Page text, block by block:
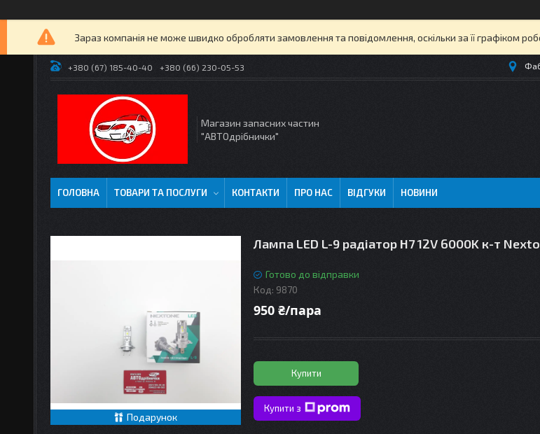
Зараз компанія не може швидко обробляти замовлення та повідомлення, оскільки за її графіком
+380 (67) 185-40-40 +380 (66) 230-05-53
Магазин запасних частин
"АВТОдрібнички"
ГОЛОВНА ТОВАРИ ТА ПОСЛУГИ КОНТАКТИ ПРО НАС ВІДГУКИ НОВИНИ
Подарунок
Лампа LED L-9 радіатор H7 12V 6000K к-т
Готово до відправки
Код: 9870
950 ₴/пара
Купити
Купити з